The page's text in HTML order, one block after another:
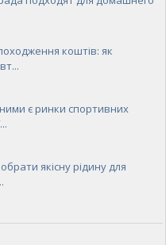
коштів: як
є ринки спортивних
якісну рідину для